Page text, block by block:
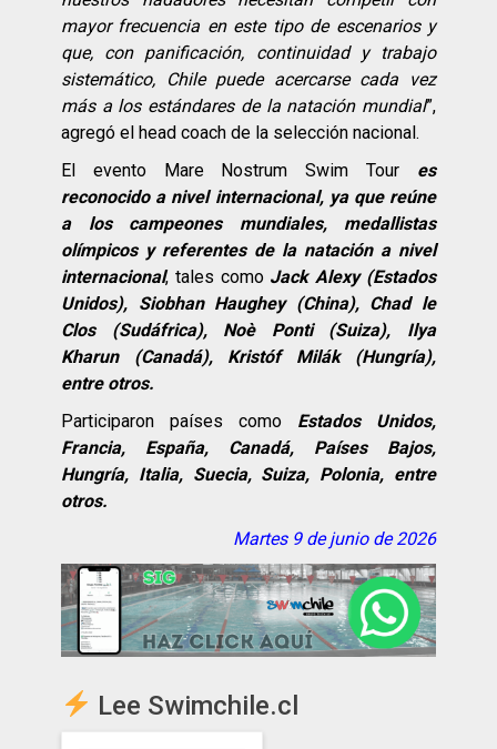
mayor frecuencia en este tipo de escenarios y
que, con panificación, continuidad y trabajo
sistemático, Chile puede acercarse cada vez
más a los estándares de la natación mundial”,
agregó el head coach de la selección nacional.
El evento Mare Nostrum Swim Tour es
reconocido a nivel internacional, ya que reúne
a los campeones mundiales, medallistas
olímpicos y referentes de la natación a nivel
internacional, tales como Jack Alexy (Estados
Unidos), Siobhan Haughey (China), Chad le
Clos (Sudáfrica), Noè Ponti (Suiza), Ilya
Kharun (Canadá), Kristóf Milák (Hungría),
entre otros.
Participaron países como Estados Unidos,
Francia, España, Canadá, Países Bajos,
Hungría, Italia, Suecia, Suiza, Polonia, entre
otros.
Martes 9 de junio de 2026
Lee Swimchile.cl